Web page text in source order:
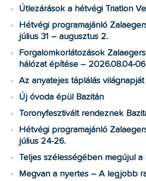
Útlezárások a hétvégi Triatlon
Hétvégi programajánló
július 31 – augusztus 2.
Forgalomkorlátozások
hálózat építése – 2026.08.04-
Az anyatejes táplálás
Új óvoda épül Bazitán
Toronyfesztivált rendeznek
Hétvégi programajánló
július 24-26.
Teljes szélességében megújul a
Megvan a nyertes – A legjobb